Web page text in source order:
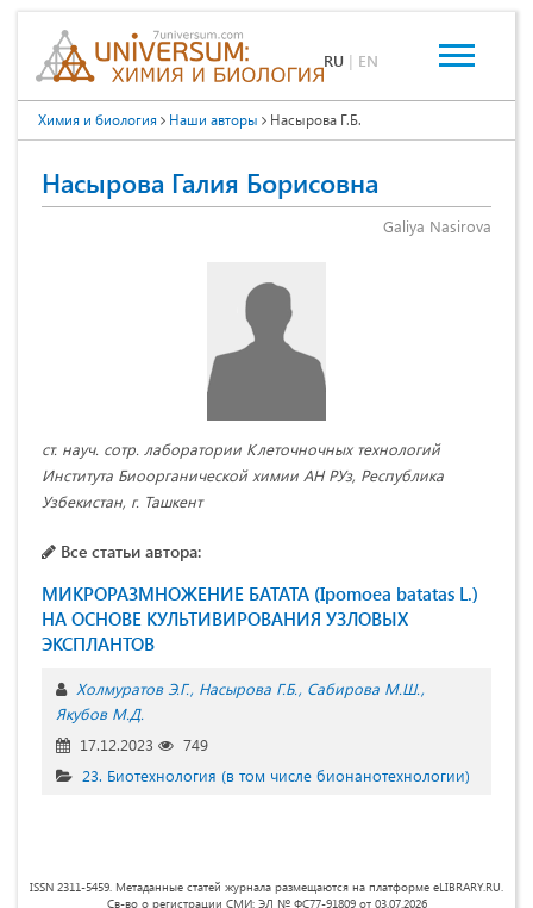
RU | EN
Химия и биология Наши авторы Насырова Г.Б.
Насырова Галия Борисовна
Galiya Nasirova
ст. науч. сотр. лаборатории Клеточночных технологий
Института Биоорганической химии АН РУз, Республика
Узбекистан, г. Ташкент
Все статьи автора:
МИКРОРАЗМНОЖЕНИЕ БАТАТА (Ipomoea batatas L.)
НА ОСНОВЕ КУЛЬТИВИРОВАНИЯ УЗЛОВЫХ
ЭКСПЛАНТОВ
Холмуратов Э.Г. Насырова Г.Б. Сабирова М.Ш.
Якубов М.Д.
17.12.2023
749
23. Биотехнология (в том числе бионанотехнологии)
ISSN 2311-5459. Метаданные статей журнала размещаются на платформе eLIBRARY.RU.
Св-во о регистрации СМИ: ЭЛ № ФС77-91809 от 03.07.2026